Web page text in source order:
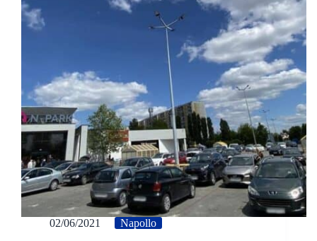
02/06/2021 Napollo